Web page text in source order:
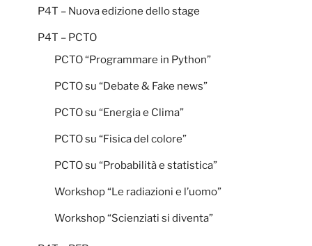
P4T – Nuova edizione dello stage
P4T – PCTO
PCTO “Programmare in Python”
PCTO su “Debate & Fake news”
PCTO su “Energia e Clima”
PCTO su “Fisica del colore”
PCTO su “Probabilità e statistica”
Workshop “Le radiazioni e l’uomo”
Workshop “Scienziati si diventa”